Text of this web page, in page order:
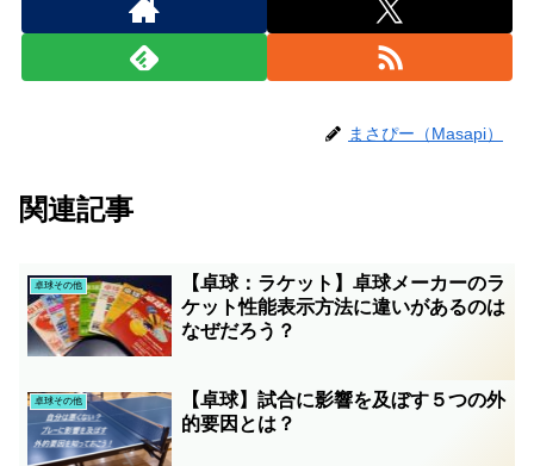
まさぴー（Masapi）
関連記事
卓球その他
【卓球：ラケット】卓球メーカーのラ
ケット性能表示方法に違いがあるのは
なぜだろう？
卓球その他
【卓球】試合に影響を及ぼす５つの外
的要因とは？